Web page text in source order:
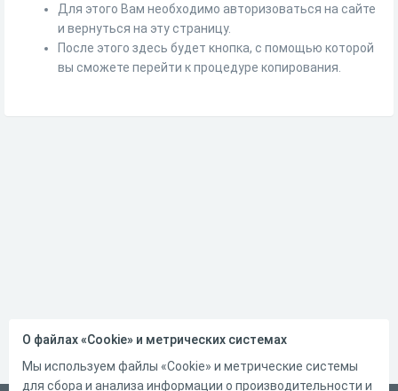
Для этого Вам необходимо авторизоваться на сайте
и вернуться на эту страницу.
После этого здесь будет кнопка, с помощью которой
вы сможете перейти к процедуре копирования.
О файлах «Cookie» и метрических системах
Мы используем файлы «Cookie» и метрические системы
для сбора и анализа информации о производительности и